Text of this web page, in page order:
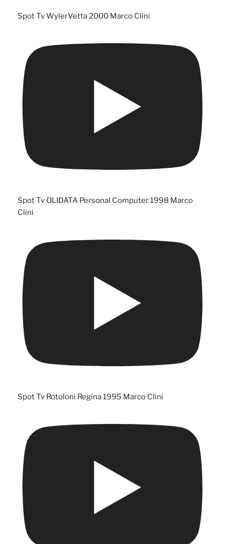
Spot Tv WylerVetta 2000 Marco Clini
Spot Tv OLIDATA Personal Computer 1998 Marco
Clini
Spot Tv Rotoloni Regina 1995 Marco Clini